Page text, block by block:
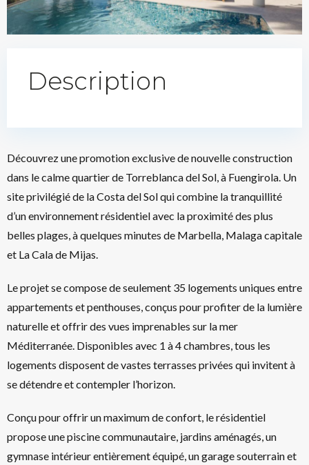
Description
Découvrez une promotion exclusive de nouvelle construction
dans le calme quartier de Torreblanca del Sol, à Fuengirola. Un
site privilégié de la Costa del Sol qui combine la tranquillité
d’un environnement résidentiel avec la proximité des plus
belles plages, à quelques minutes de Marbella, Malaga capitale
et La Cala de Mijas.
Le projet se compose de seulement 35 logements uniques entre
appartements et penthouses, conçus pour profiter de la lumière
naturelle et offrir des vues imprenables sur la mer
Méditerranée. Disponibles avec 1 à 4 chambres, tous les
logements disposent de vastes terrasses privées qui invitent à
se détendre et contempler l’horizon.
Conçu pour offrir un maximum de confort, le résidentiel
propose une piscine communautaire, jardins aménagés, un
gymnase intérieur entièrement équipé, un garage souterrain et